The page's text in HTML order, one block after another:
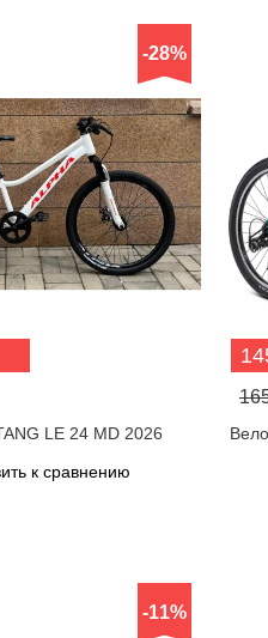
-28%
LE 24 MD 2026
к сравнению
-11%